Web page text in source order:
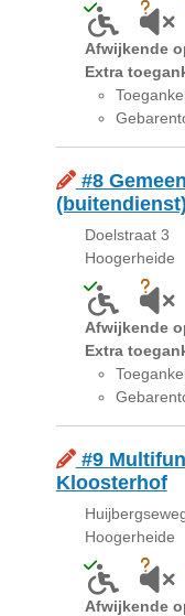
Afwijkende
Extra
#8
(buitendienst)
Doelstraat 3
Hoogerheide
Afwijkende
Extra
#9
Kloosterhof
Hoogerheide
Afwijkende